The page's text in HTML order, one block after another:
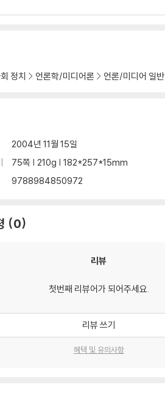
정치 언론학/미디어론 언론/미디어 일반
2004년 11월 15일
75쪽 | 210g | 182*257*15mm
9788984850972
0
리뷰
첫번째 리뷰어가 되어주세요.
리뷰 쓰기
혜택 및 유의사항